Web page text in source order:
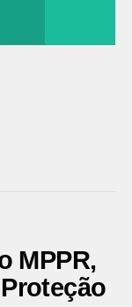
MPPR,